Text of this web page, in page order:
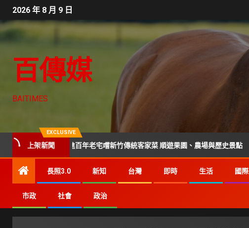
2026 年 8 月 9 日
百傳媒
BAITIMES
EXCLUSIVE
上架新聞
新提案 走進百年老宅嚐新竹傳統客家菜 順遊果園、農場與歷史景點
長照3.0 新知 台灣 即時 生活 國際
市政 社會 政治